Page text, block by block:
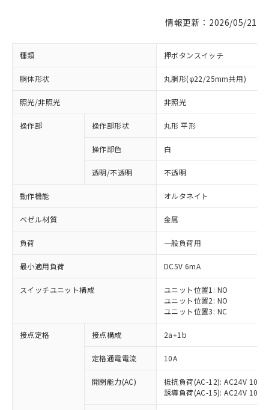
情報更新：2026/05/21
種類 押ボタンスイッチ
胴体形状 丸胴形(φ22/25mm共用)
照光/非照光 非照光
操作部 操作部形状 丸形 平形
操作部色 白
透明/不透明 不透明
動作機能 オルタネイト
ベゼル材質 金属
負荷 一般負荷用
最小適用負荷 DC5V 6mA
スイッチユニット構成
ユニット位置1: NO
ユニット位置2: NO
ユニット位置3: NC
接点定格 接点構成 2a+1b
定格通電電流 10A
開閉能力(AC)
抵抗負荷(AC-12): AC24V 10A/
誘導負荷(AC-15): AC24V
※1 対応状況
対応済み：EU RoHS指令（10物質）の
非含有に対応した製品が提供可能な商品で
対応予定：EU RoHS指令（10物質）の非含